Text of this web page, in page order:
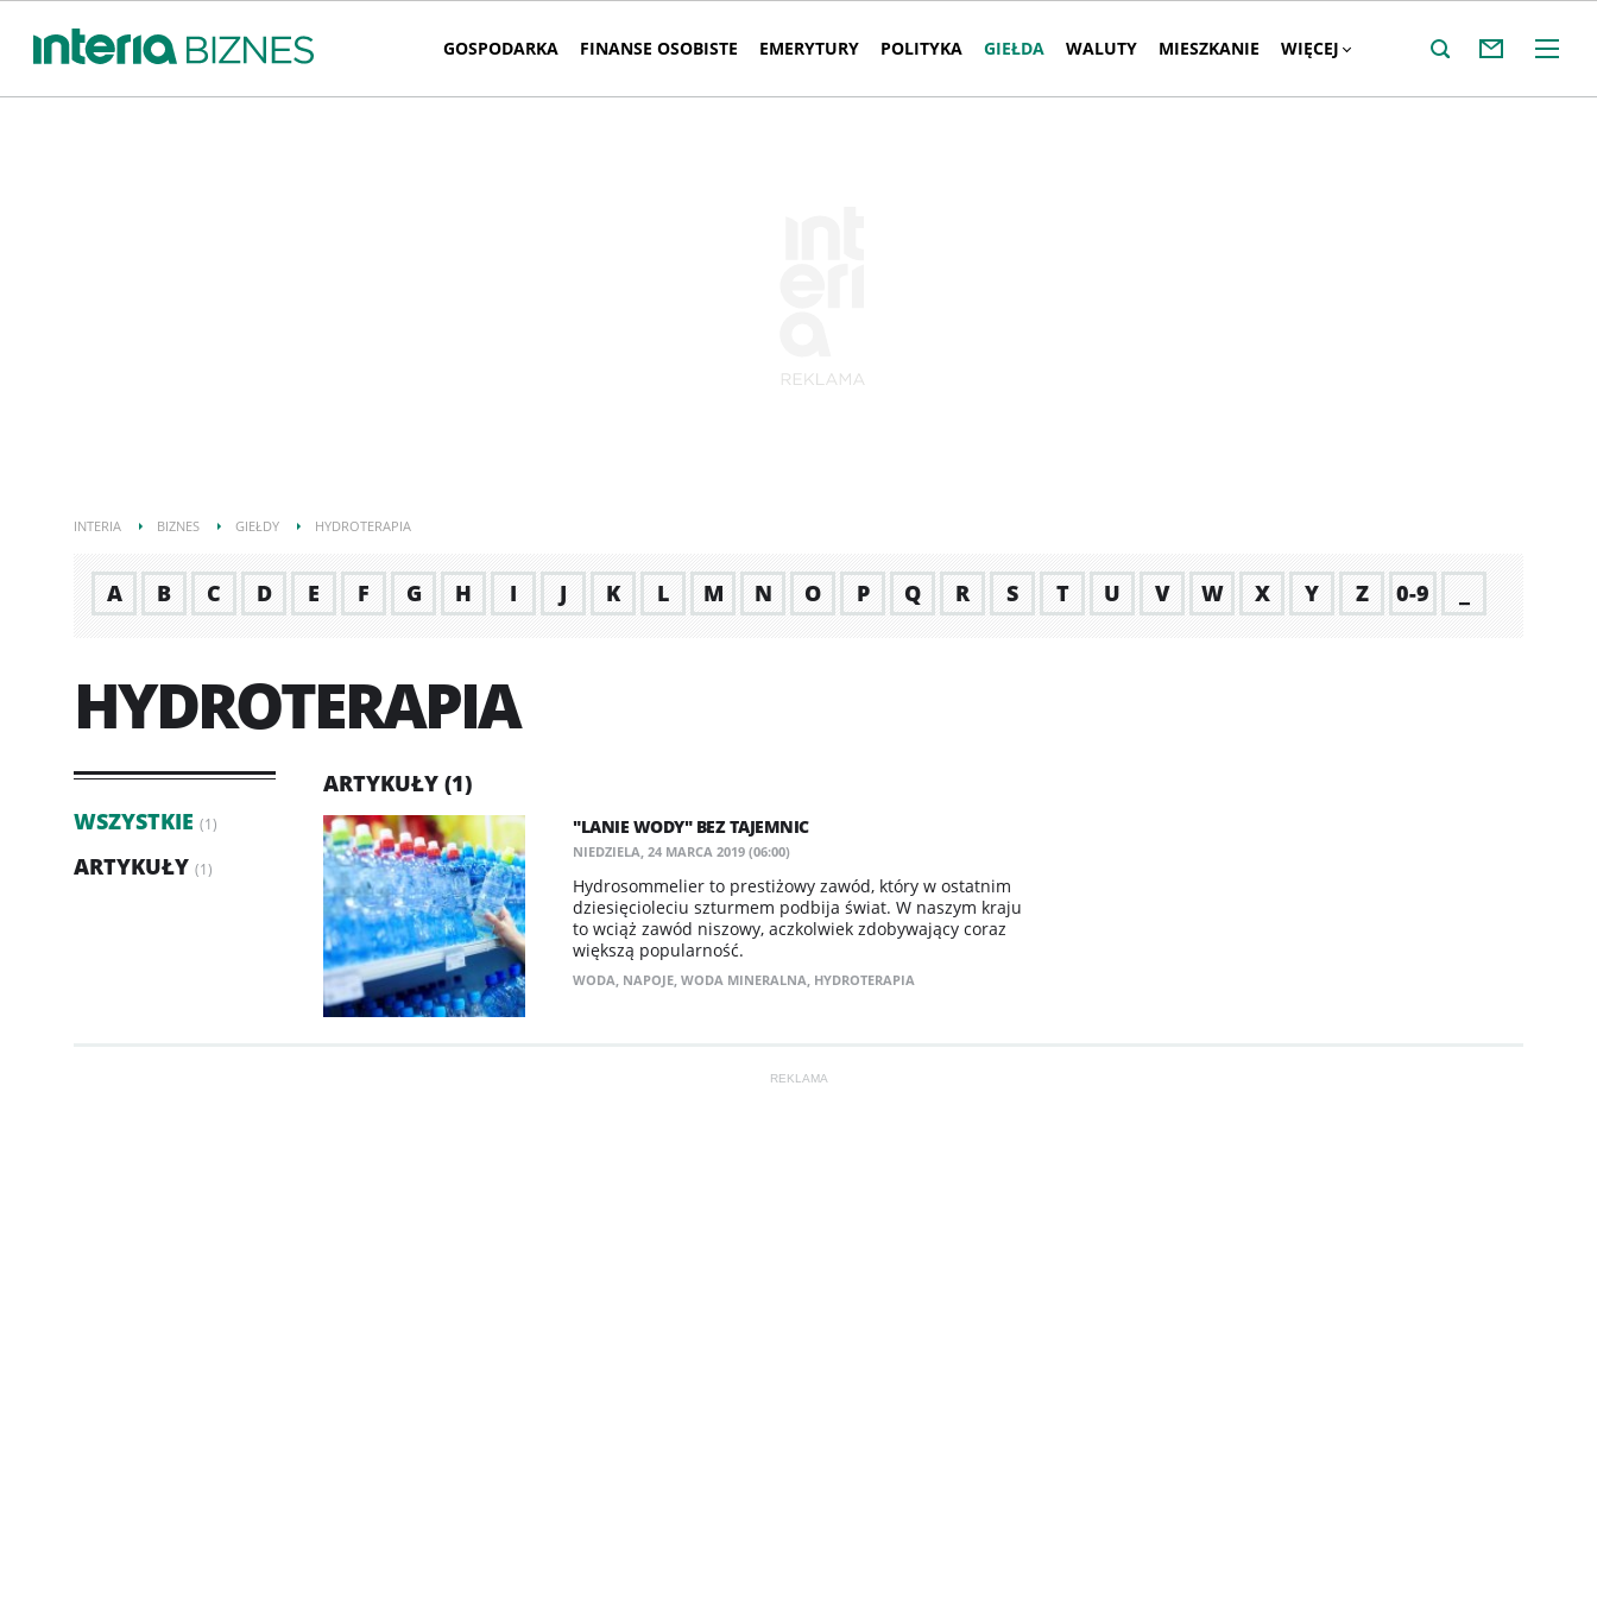
GOSPODARKA FINANSE OSOBISTE EMERYTURY POLITYKA GIEŁDA WALUTY MIESZKANIE WIĘCEJ
INTERIA BIZNES GIEŁDY HYDROTERAPIA
A B C D E F G H I J K L M N O P Q R S T U V W X Y Z 0-9
HYDROTERAPIA
WSZYSTKIE (1)
ARTYKUŁY (1)
ARTYKUŁY (1)
"LANIE WODY" BEZ TAJEMNIC
NIEDZIELA, 24 MARCA 2019 (06:00)
Hydrosommelier to prestiżowy zawód, który w ostatnim
dziesięcioleciu szturmem podbija świat. W naszym kraju
to wciąż zawód niszowy, aczkolwiek zdobywający coraz
większą popularność.
WODA, NAPOJE, WODA MINERALNA, HYDROTERAPIA
REKLAMA